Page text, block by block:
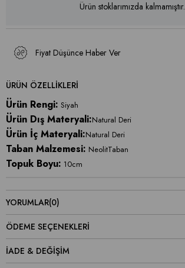
Ürün stoklarımızda kalmamıştır.
Fiyat Düşünce Haber Ver
ÜRÜN ÖZELLIKLERI
Ürün Rengi: Siyah
Ürün Dış Materyali:Natural Deri
Ürün İç Materyali:Natural Deri
Taban Malzemesi: NeolitTaban
Topuk Boyu: 10cm
YORUMLAR(0)
ÖDEME SEÇENEKLERI
İADE & DEĞİŞİM